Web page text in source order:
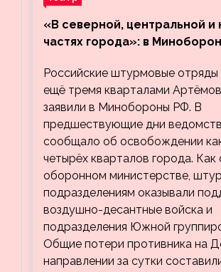
«В северной, центральной
частях города»: в
кварталов Артёмовска
Российские штурмовые отряды
ещё тремя кварталами
заявили в Минобороны РФ. В
предшествующие дни
сообщало об освобождении
четырёх кварталов города. Как
оборонном министерстве,
подразделениям оказывали
воздушно-десантные войска и
подразделения Южной
Общие потери противника на
направлении за сутки